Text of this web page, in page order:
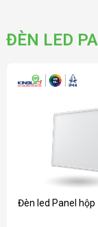
ĐÈN LED
Đèn led Panel hộp